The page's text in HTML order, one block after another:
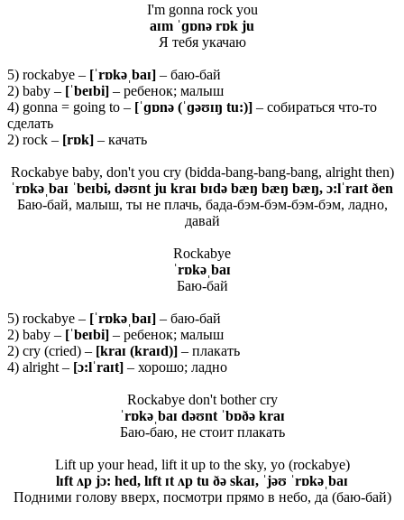
I'm gonna rock you
aɪm ˈɡɒnə rɒk ju
Я тебя укачаю
5) rockabye – [ˈrɒkəˌbaɪ] – баю-бай
2) baby – [ˈbeɪbi] – ребенок; малыш
4) gonna = going to – [ˈɡɒnə (ˈɡəʊɪŋ tu:)] – собираться что-то
сделать
2) rock – [rɒk] – качать
Rockabye baby, don't you cry (bidda-bang-bang-bang, alright then)
ˈrɒkəˌbaɪ ˈbeɪbi, dəʊnt ju kraɪ bɪdə bæŋ bæŋ bæŋ, ɔ:lˈraɪt ðen
Баю-бай, малыш, ты не плачь, бада-бэм-бэм-бэм-бэм, ладно,
давай
Rockabye
ˈrɒkəˌ baɪ
Баю-бай
5) rockabye – [ˈrɒkəˌ baɪ] – баю-бай
2) baby – [ˈbeɪbi] – ребенок; малыш
2) cry (cried) – [kraɪ (kraɪd)] – плакать
4) alright – [ɔ:lˈraɪt] – хорошо; ладно
Rockabye don't bother cry
ˈrɒkəˌbaɪ dəʊnt ˈbɒðə kraɪ
Баю-баю, не стоит плакать
Lift up your head, lift it up to the sky, yo (rockabye)
lɪft ʌp jɔ: hed, lɪft ɪt ʌp tu ðə skaɪ, ˈjəʊ ˈrɒkəˌbaɪ
Подними голову вверх, посмотри прямо в небо, да (баю-бай)